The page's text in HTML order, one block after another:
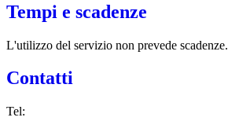
Tempi e scadenze
L'utilizzo del servizio non prevede scadenze.
Contatti
Tel: